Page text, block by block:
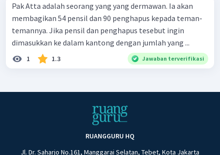
Pak Atta adalah seorang yang yang dermawan. Ia akan
membagikan 54 pensil dan 90 penghapus kepada teman-
temannya. Jika pensil dan penghapus tesebut ingin
dimasukkan ke dalam kantong dengan jumlah yang ...
1 1.3 Jawaban terverifikasi
RUANGGURU HQ
Jl. Dr. Saharjo No.161, Manggarai Selatan, Tebet, Kota Jakarta